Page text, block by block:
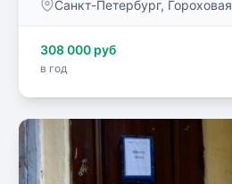
своим ученикам учиться по
сложного материала
раскрытия творческого
Санкт-Петербург,
308 000 руб
в год